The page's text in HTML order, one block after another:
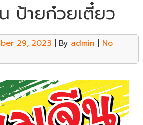
ป้ายก๋วยเตี๋ยว
29, 2023 | By admin | No